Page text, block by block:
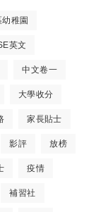
稚園
英文
中文卷一
大學收分
家長貼士
影評 放榜
疫情
補習社